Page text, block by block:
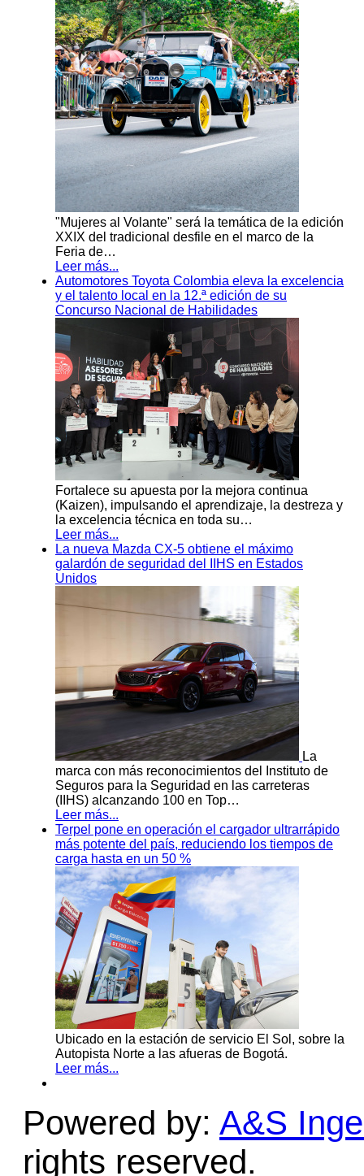
"Mujeres al Volante" será la temática de la edición
XXIX del tradicional desfile en el marco de la
Feria de…
Leer más...
Automotores Toyota Colombia eleva la excelencia
y el talento local en la 12.ª edición de su
Concurso Nacional de Habilidades
Fortalece su apuesta por la mejora continua
(Kaizen), impulsando el aprendizaje, la destreza y
la excelencia técnica en toda su…
Leer más...
La nueva Mazda CX-5 obtiene el máximo
galardón de seguridad del IIHS en Estados
Unidos
La
marca con más reconocimientos del Instituto de
Seguros para la Seguridad en las carreteras
(IIHS) alcanzando 100 en Top…
Leer más...
Terpel pone en operación el cargador ultrarrápido
más potente del país, reduciendo los tiempos de
carga hasta en un 50 %
Ubicado en la estación de servicio El Sol, sobre la
Autopista Norte a las afueras de Bogotá.
Leer más...
Powered by: A&S
rights reserved.